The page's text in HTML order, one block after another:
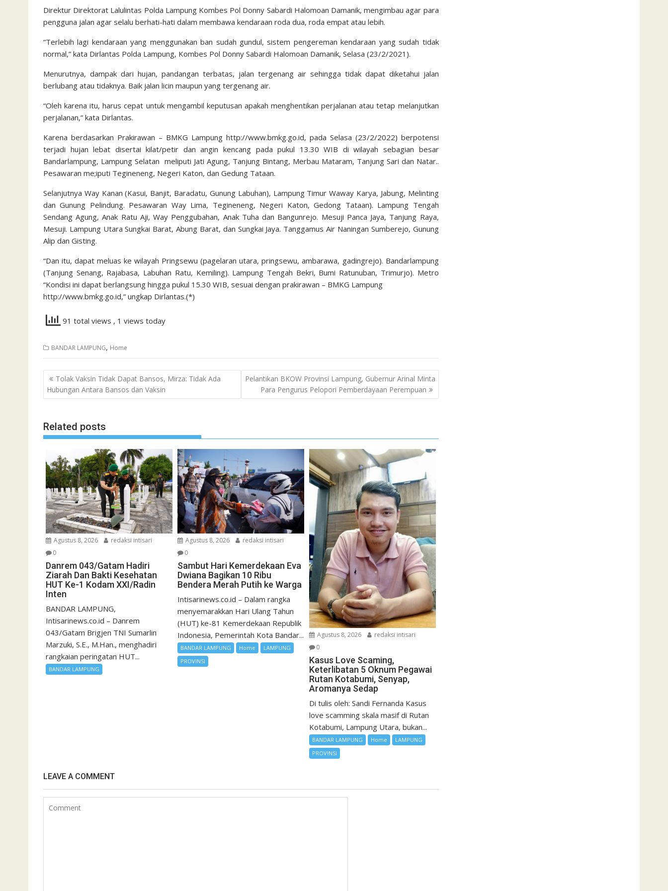
Direktur Direktorat Lalulintas Polda Lampung Kombes Pol Donny Sabardi Halomoan Damanik, mengimbau agar para
pengguna jalan agar selalu berhati-hati dalam membawa kendaraan roda dua, roda empat atau lebih.
“Terlebih lagi kendaraan yang menggunakan ban sudah gundul, sistem pengereman kendaraan yang sudah tidak
normal,” kata Dirlantas Polda Lampung, Kombes Pol Donny Sabardi Halomoan Damanik, Selasa (23/2/2021).
Menurutnya, dampak dari hujan, pandangan terbatas, jalan tergenang air sehingga tidak dapat diketahui jalan
berlubang atau tidaknya. Baik jalan licin maupun yang tergenang air.
“Oleh karena itu, harus cepat untuk mengambil keputusan apakah menghentikan perjalanan atau tetap melanjutkan
perjalanan,” kata Dirlantas.
Karena berdasarkan Prakirawan – BMKG Lampung http://www.bmkg.go.id, pada Selasa (23/2/2022) berpotensi
terjadi hujan lebat disertai kilat/petir dan angin kencang pada pukul 13.30 WIB di wilayah sebagian besar
Bandarlampung, Lampung Selatan meliputi Jati Agung, Tanjung Bintang, Merbau Mataram, Tanjung Sari dan Natar..
Pesawaran me;iputi Tegineneng, Negeri Katon, dan Gedung Tataan.
Selanjutnya Way Kanan (Kasui, Banjit, Baradatu, Gunung Labuhan), Lampung Timur Waway Karya, Jabung, Melinting
dan Gunung Pelindung. Pesawaran Way Lima, Tegineneng, Negeri Katon, Gedong Tataan). Lampung Tengah
Sendang Agung, Anak Ratu Aji, Way Penggubahan, Anak Tuha dan Bangunrejo. Mesuji Panca Jaya, Tanjung Raya,
Mesuji. Lampung Utara Sungkai Barat, Abung Barat, dan Sungkai Jaya. Tanggamus Air Naningan Sumberejo, Gunung
Alip dan Gisting.
“Dan itu, dapat meluas ke wilayah Pringsewu (pagelaran utara, pringsewu, ambarawa, gadingrejo). Bandarlampung
(Tanjung Senang, Rajabasa, Labuhan Ratu, Kemiling). Lampung Tengah Bekri, Bumi Ratunuban, Trimurjo). Metro
“Kondisi ini dapat berlangsung hingga pukul 15.30 WIB, sesuai dengan prakirawan – BMKG Lampung
http://www.bmkg.go.id,” ungkap Dirlantas.(*)
91 total views , 1 views today
BANDAR LAMPUNG, Home
Navigasi
pos
Tolak Vaksin Tidak Dapat Bansos, Mirza: Tidak Ada
Hubungan Antara Bansos dan Vaksin
Pelantikan BKOW Provinsi Lampung, Gubernur Arinal Minta
Para Pengurus Pelopori Pemberdayaan Perempuan
Related posts
Agustus 8, 2026
redaksi intisari
0
Danrem 043/Gatam Hadiri
Ziarah Dan Bakti Kesehatan
HUT Ke-1 Kodam XXI/Radin
Inten
BANDAR LAMPUNG,
Intisarinews.co.id – Danrem
043/Gatam Brigjen TNI Sumarlin
Marzuki, S.E., M.Han., menghadiri
rangkaian peringatan HUT...
BANDAR LAMPUNG
Agustus 8, 2026
redaksi intisari
0
Sambut Hari Kemerdekaan Eva
Dwiana Bagikan 10 Ribu
Bendera Merah Putih ke Warga
Intisarinews.co.id – Dalam rangka
menyemarakkan Hari Ulang Tahun
(HUT) ke-81 Kemerdekaan Republik
Indonesia, Pemerintah Kota Bandar...
BANDAR LAMPUNG Home
LAMPUNG
PROVINSI
Agustus 8, 2026
redaksi intisari
0
Kasus Love Scaming,
Keterlibatan 5 Oknum Pegawai
Rutan Kotabumi, Senyap,
Aromanya Sedap
Di tulis oleh: Sandi Fernanda Kasus
love scamming skala masif di Rutan
Kotabumi, Lampung Utara, bukan...
BANDAR LAMPUNG Home
LAMPUNG
PROVINSI
LEAVE A COMMENT